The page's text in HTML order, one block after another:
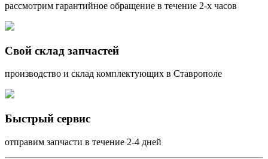
рассмотрим гарантийное обращение в течение 2-х часов
Свой склад запчастей
производство и склад комплектующих в Ставрополе
Быстрый сервис
отправим запчасти в течение 2-4 дней